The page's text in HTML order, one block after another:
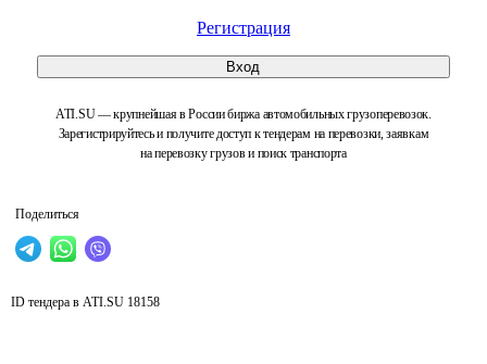
Регистрация
Вход
ATI.SU — крупнейшая в России биржа автомобильных грузоперевозок.
Зарегистрируйтесь и получите доступ к тендерам на перевозки, заявкам
на перевозку грузов и поиск транспорта
Поделиться
ID тендера в ATI.SU 18158